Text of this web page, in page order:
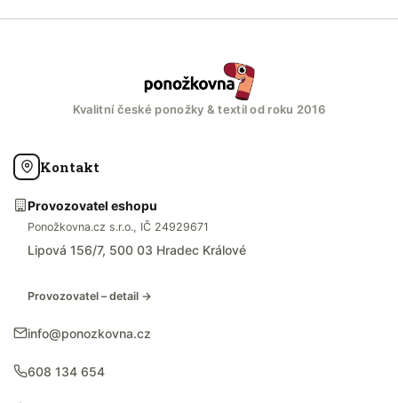
Kvalitní české ponožky & textil od roku 2016
Kontakt
Provozovatel eshopu
Ponožkovna.cz s.r.o., IČ 24929671
Lipová 156/7, 500 03 Hradec Králové
Provozovatel – detail →
info@ponozkovna.cz
608 134 654